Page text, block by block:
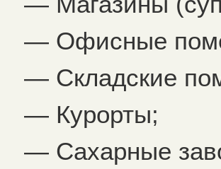
— Офисные
— Складские
— Курорты;
— Сахарные